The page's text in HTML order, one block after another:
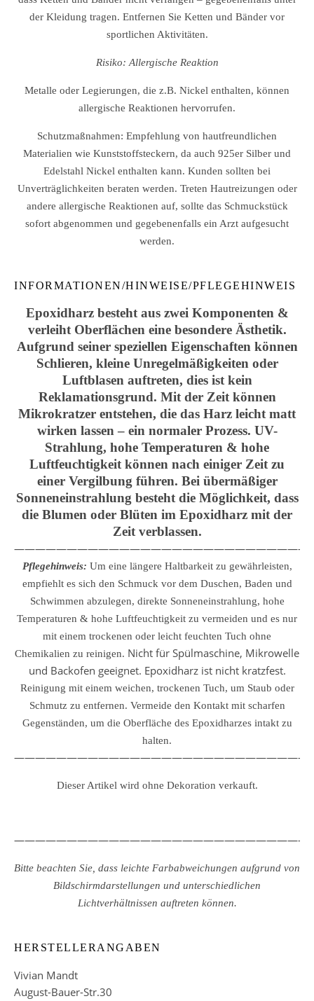
der Kleidung tragen. Entfernen Sie Ketten und Bänder vor
sportlichen Aktivitäten.
Risiko: Allergische Reaktion
Metalle oder Legierungen, die z.B. Nickel enthalten, können
allergische Reaktionen hervorrufen.
Schutzmaßnahmen: Empfehlung von hautfreundlichen
Materialien wie Kunststoffsteckern, da auch 925er Silber und
Edelstahl Nickel enthalten kann. Kunden sollten bei
Unverträglichkeiten beraten werden. Treten Hautreizungen oder
andere allergische Reaktionen auf, sollte das Schmuckstück
sofort abgenommen und gegebenenfalls ein Arzt aufgesucht
werden.
INFORMATIONEN/HINWEISE/PFLEGEHINWEIS
Epoxidharz besteht aus zwei Komponenten &
verleiht Oberflächen eine besondere Ästhetik.
Aufgrund seiner speziellen Eigenschaften können
Schlieren, kleine Unregelmäßigkeiten oder
Luftblasen auftreten, dies ist kein
Reklamationsgrund. Mit der Zeit können
Mikrokratzer entstehen, die das Harz leicht matt
wirken lassen – ein normaler Prozess. UV-
Strahlung, hohe Temperaturen & hohe
Luftfeuchtigkeit können nach einiger Zeit zu
einer Vergilbung führen. Bei übermäßiger
Sonneneinstrahlung besteht die Möglichkeit, dass
die Blumen oder Blüten im Epoxidharz mit der
Zeit verblassen.
Pflegehinweis: Um eine längere Haltbarkeit zu gewährleisten,
empfiehlt es sich den Schmuck vor dem Duschen, Baden und
Schwimmen abzulegen, direkte Sonneneinstrahlung, hohe
Temperaturen & hohe Luftfeuchtigkeit zu vermeiden und es nur
mit einem trockenen oder leicht feuchten Tuch ohne
Chemikalien zu reinigen. Nicht für Spülmaschine, Mikrowelle
und Backofen geeignet. Epoxidharz ist nicht kratzfest.
Reinigung mit einem weichen, trockenen Tuch, um Staub oder
Schmutz zu entfernen. Vermeide den Kontakt mit scharfen
Gegenständen, um die Oberfläche des Epoxidharzes intakt zu
halten.
Dieser Artikel wird ohne Dekoration verkauft.
Bitte beachten Sie, dass leichte Farbabweichungen aufgrund von
Bildschirmdarstellungen und unterschiedlichen
Lichtverhältnissen auftreten können.
HERSTELLERANGABEN
Vivian Mandt
August-Bauer-Str.30